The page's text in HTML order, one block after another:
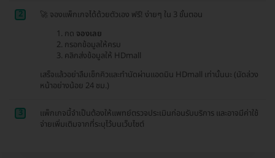
2
🚀 จองแพ็กเกจได้ด้วยตัวเอง ฟรี! ง่ายๆ ใน 3 ขั้นตอน
กด จองเลย
กรอกข้อมูลให้ครบ
คลิกส่งข้อมูลให้ HDmall
เสร็จแล้วอย่าลืมเช็กคิวและทำนัดผ่านแอดมิน HDmall เท่านั้นนะ (นัดล่วง
หน้าอย่างน้อย 24 ชม.)
3
แพ็กเกจนี้จำเป็นต้องให้แพทย์ตรวจประเมินก่อนรับบริการ และอาจมีค่าใช้
จ่ายเพิ่มเติมจากที่ระบุไว้บนเว็บไซต์